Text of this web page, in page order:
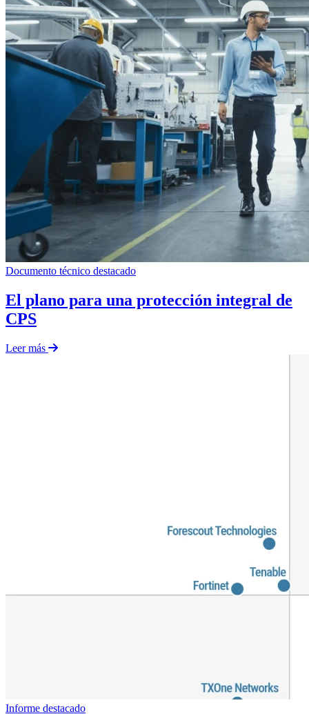
Documento técnico destacado
El plano para una protección integral de
CPS
Leer más
Informe destacado